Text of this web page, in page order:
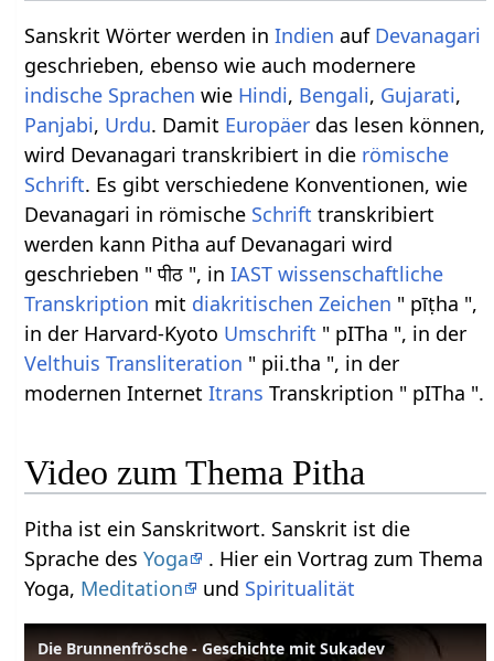
Sanskrit Wörter werden inIndien auf Devanagari
geschrieben, ebenso wie auch modernere
indische Sprachen wie Hindi, Bengali, Gujarati,
Panjabi, Urdu. Damit Europäer das lesen können,
wird Devanagari transkribiert in die römische
Schrift. Es gibt verschiedene Konventionen, wie
Devanagari in römische Schrift transkribiert
werden kann Pitha auf Devanagari wird
geschrieben " पीठ ", inIAST wissenschaftliche
Transkription mit diakritischen Zeichen " pīṭha ",
in der Harvard-Kyoto Umschrift " pITha ", in der
Velthuis Transliteration " pii.tha ", in der
modernen InternetItrans Transkription " pITha ".
Video zum Thema Pitha
Pitha ist ein Sanskritwort. Sanskrit ist die
Sprache desYoga
. Hier ein Vortrag zum Thema
Yoga, Meditation und Spiritualität
Die Brunnenfrösche - Geschichte mit Sukadev